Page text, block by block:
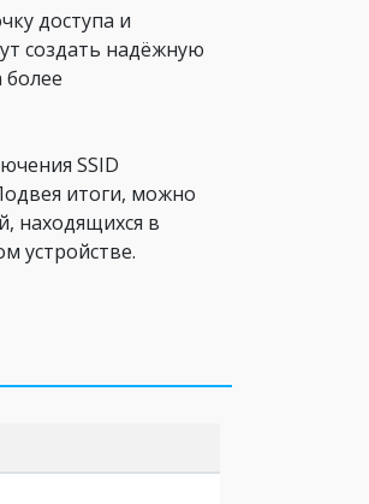
доступа и
создать надёжную
SSID
итоги, можно
находящихся в
устройстве.